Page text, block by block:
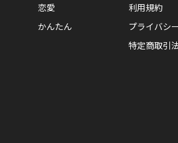
g
ゆうじ
エレメ
恋愛
かんたん
利用規約
プライバシ
特定商取引